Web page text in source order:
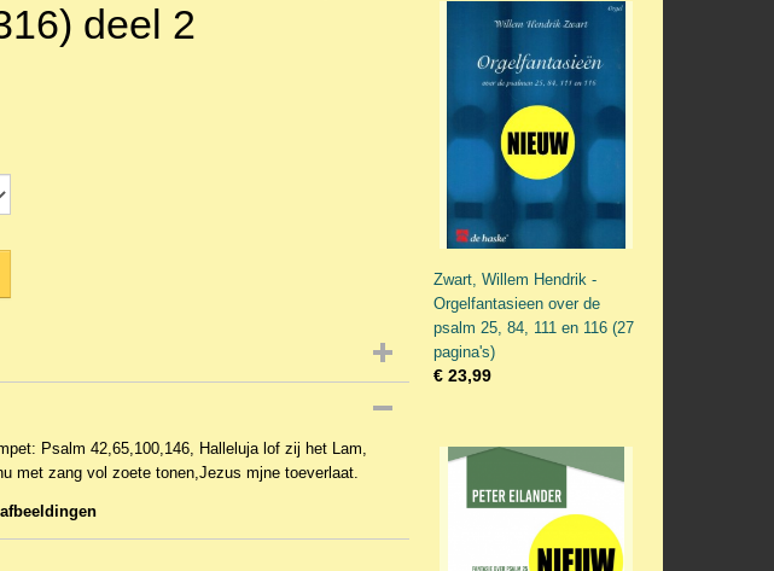
deel 2
Psalm 42,65,100,146, Halleluja lof zij het Lam,
met zang vol zoete tonen,Jezus mjne toeverlaat.
Zwart, Willem Hendrik -
Orgelfantasieen over de
psalm 25, 84, 111 en 116 (27
pagina's)
€ 23,99